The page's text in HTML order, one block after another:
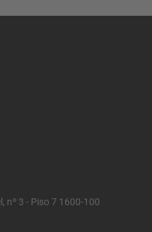
nº 3 - Piso 7 1600-100